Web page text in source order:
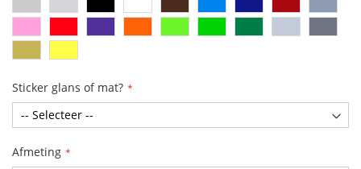
Sticker glans of mat?
Afmeting